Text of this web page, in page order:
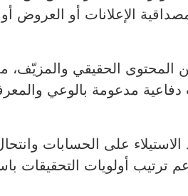
الإعلانات أو العروض
المحتوى الحقيقي والمزيّف،
مدعومة بالوعي
على الحسابات وانتحال
ترتيب أولويات التحقيقات